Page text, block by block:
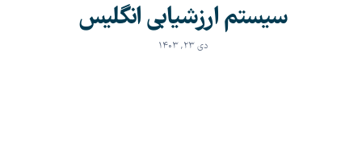
سیستم ارزشیابی انگلیس
دی ۲۳, ۱۴۰۳